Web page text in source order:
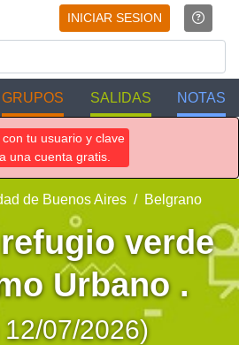
INICIAR SESION
GRUPOS SALIDAS NOTAS
tu usuario y clave
una cuenta gratis.
de Buenos Aires Belgrano
verde
Urbano .
07/2026)